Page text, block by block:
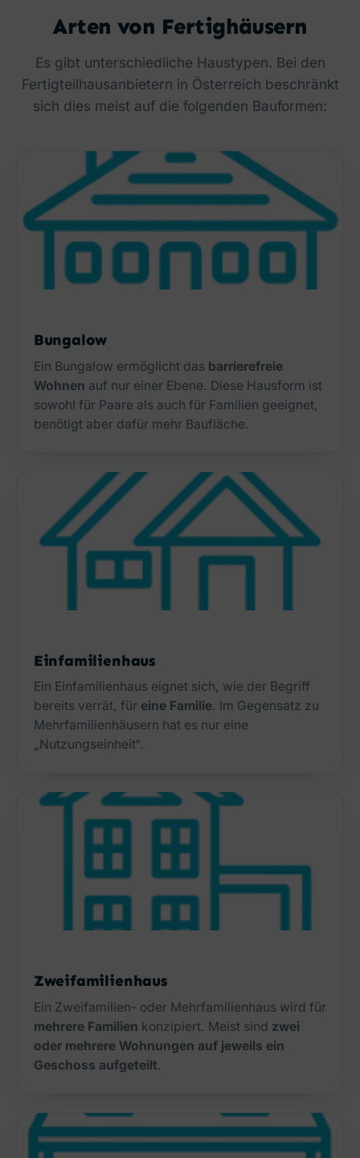
Arten von Fertighäusern
Es gibt unterschiedliche Haustypen. Bei den
Fertigteilhausanbietern in Österreich beschränkt
sich dies meist auf die folgenden Bauformen:
Bungalow
Ein Bungalow ermöglicht das barrierefreie
Wohnen auf nur einer Ebene. Diese Hausform ist
sowohl für Paare als auch für Familien geeignet,
benötigt aber dafür mehr Baufläche.
Einfamilienhaus
Ein Einfamilienhaus eignet sich, wie der Begriff
bereits verrät, für eine Familie. Im Gegensatz zu
Mehrfamilienhäusern hat es nur eine
„Nutzungseinheit“.
Zweifamilienhaus
Ein Zweifamilien- oder Mehrfamilienhaus wird für
mehrere Familien konzipiert. Meist sind zwei
oder mehrere Wohnungen auf jeweils ein
Geschoss aufgeteilt.